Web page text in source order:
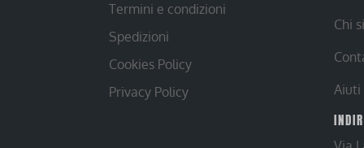
Termini e condizioni
Spedizioni
Cookies Policy
Privacy Policy
Chi
Aiuti